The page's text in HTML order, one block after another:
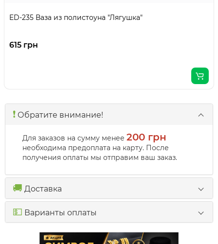
ED-235 Ваза из полистоуна "Лягушка"
615 грн
❗️ Обратите внимание!
Для заказов на сумму менее 200 грн
необходима предоплата на карту. После
получения оплаты мы отправим ваш заказ.
🚚 Доставка
💵 Варианты оплаты